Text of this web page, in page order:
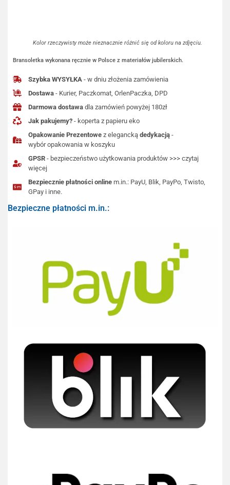
Kolor rzeczywisty może nieznacznie różnić się od koloru na zdjęciu.
Bransoletka wykonana ręcznie w Polsce z materiałów jubilerskich.
Szybka WYSYŁKA - w dniu złożenia zamówienia
Dostawa - Kurier, Paczkomat, OrlenPaczka, DPD
Darmowa dostawa dla zamówień powyżej 180zł
Jak pakujemy? - koperta z papieru eko
Opakowanie Prezentowe z eleganckądedykacją -
wybór opakowania w koszyku
GPSR - bezpieczeństwo użytkowania produktów >>> czytaj
więcej
Bezpiecznie płatności online m.in.: PayU, Blik, PayPo, Twisto,
GPay i inne.
Bezpieczne płatności m.in.: